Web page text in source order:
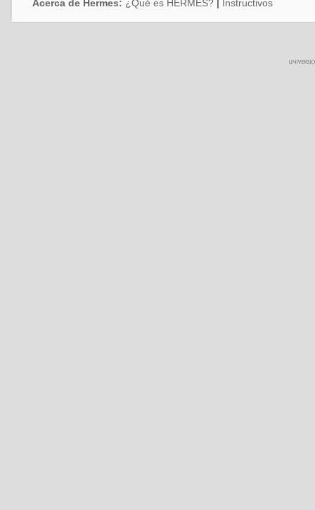
Acerca de Hermes: ¿Qué es HERMES? Instructivos